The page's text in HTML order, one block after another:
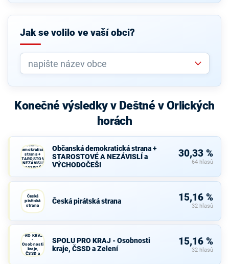
Jak se volilo ve vaší obci?
Konečné výsledky v Deštné v Orlických
horách
Občanská
demokratická
strana +
STAROSTOVÉ
A NEZÁVISLÍ a
VÝCHODOČEŠI
Občanská demokratická strana +
STAROSTOVÉ A NEZÁVISLÍ a
VÝCHODOČEŠI
30,33 %
64 hlasů
Česká
pirátská
strana
Česká pirátská strana 15,16 %
32 hlasů
PRO KRAJ
-
Osobnosti
kraje,
ČSSD a
Zelení
SPOLU PRO KRAJ - Osobnosti
kraje, ČSSD a Zelení
15,16 %
32 hlasů